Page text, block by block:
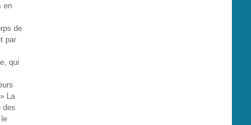
en
de
par
qui
La
des